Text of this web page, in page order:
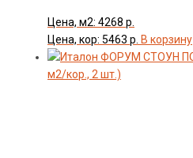
Цена, м2: 4268 р.
Цена, кор: 5463 р. В корзину